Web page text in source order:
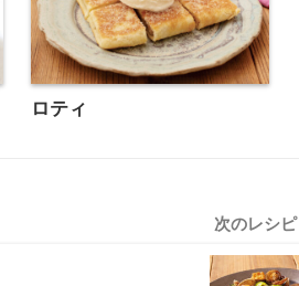
ロティ
次のレシピ